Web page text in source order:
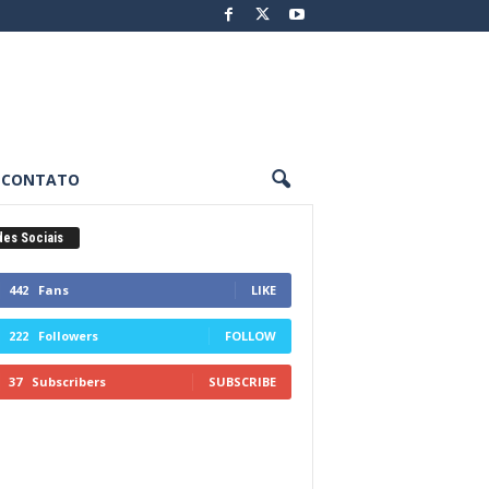
CONTATO
Sociais
442 Fans LIKE
222 Followers FOLLOW
37 Subscribers SUBSCRIBE